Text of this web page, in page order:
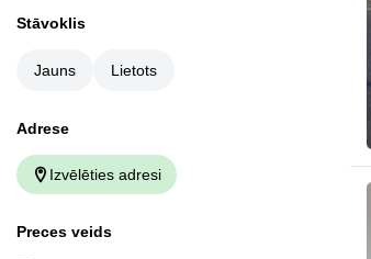
Stāvoklis
Jauns Lietots
Аdrese
Izvēlēties adresi
Preces veids